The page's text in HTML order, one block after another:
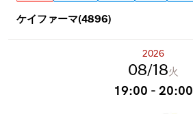
ケイファーマ(4896)
2026
08 18火
19:00 - 20:00